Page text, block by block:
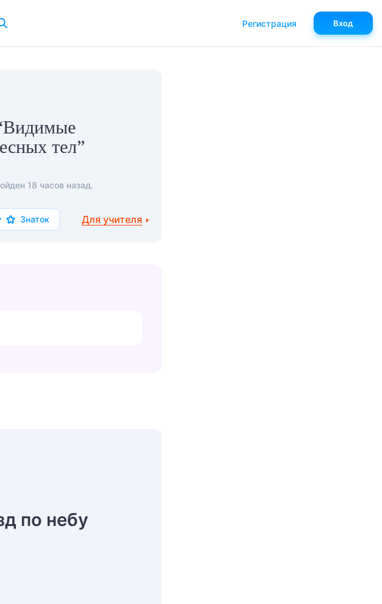
тел”
18 часов назад.
Знаток Для учителя
по небу
Регистрация Вход